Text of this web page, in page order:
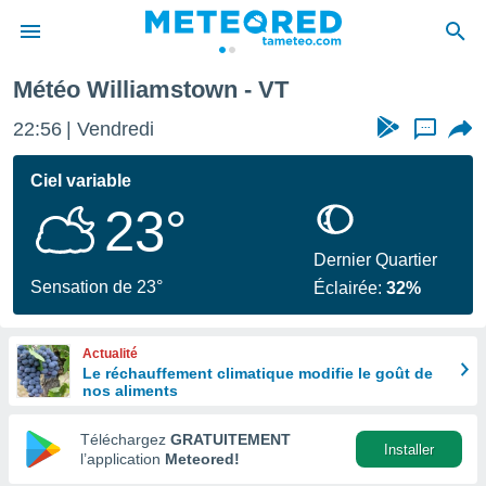
de
en
Météo Williamstown - VT
22:56 Vendredi ...
Ciel variable
23°
Sensation de 23°
Dernier Quartier
Éclairée:32%
Actualité
Le réchauffement climatique modifie le goût de
nos aliments
Téléchargez GRATUITEMENT
l’application Meteored!
Installer